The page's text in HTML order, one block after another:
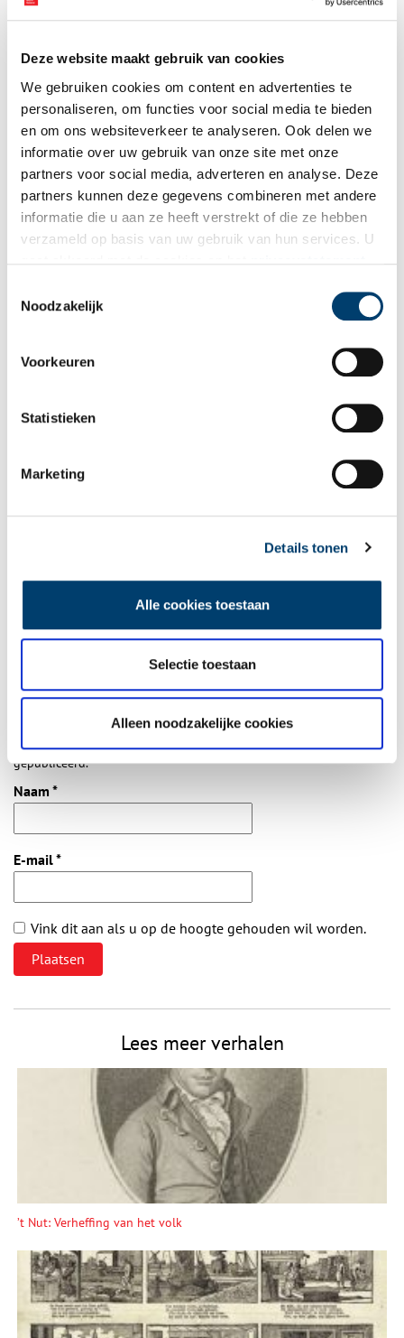
Deze website maakt gebruik van cookies
We gebruiken cookies om content en advertenties te
personaliseren, om functies voor social media te bieden
en om ons websiteverkeer te analyseren. Ook delen we
informatie over uw gebruik van onze site met onze
partners voor social media, adverteren en analyse. Deze
partners kunnen deze gegevens combineren met andere
informatie die u aan ze heeft verstrekt of die ze hebben
verzameld op basis van uw gebruik van hun services. U
Noodzakelijk
Voorkeuren
Statistieken
Marketing
Details tonen
Alle cookies toestaan
Selectie toestaan
Alleen noodzakelijke cookies
Het huis van Bernard Nieuwentijt in Purmerend, hoek Hoogstraat 42 en
Nieuwstraat. In het pand was later de smederij van Dekkers gevestigd. Op de foto
gaat het pand schuil achter een marktkraam en een winkelstraatoverdekking.
Tekst:
Waterlands Archief.
Jaap Haag / Canon van Waterland.
Ontvang de nieuwsbrief
Wilt u op de hoogte blijven van de mooiste verhalen en het
laatste erfgoednieuws? Schrijf u dan nu in voor onze
Aanvullingen
Vul deze informatie aan of geef een reactie.
Vereiste velden zijn gemarkeerd met *. Het e-mailadres wordt niet
gepubliceerd.
Naam *
E-mail*
Vink dit aan als u op de hoogte gehouden wil worden.
Lees meer verhalen
’t Nut: Verheffing van het volk